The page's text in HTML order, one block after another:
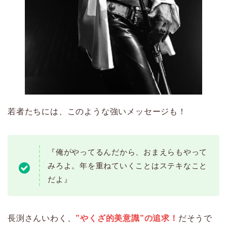
若者たちには、このような強いメッセージも！
『俺がやってるんだから、おまえらもやって
みろよ。年を重ねていくことはステキなこと
だよ』
長渕さんいわく、 ”やくざ的美意識”の追求！ だそうで